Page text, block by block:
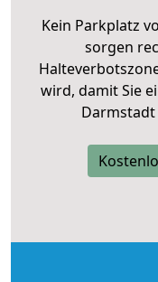
Kein Parkplatz
sorgen
wird, damit Sie
Darmstadt